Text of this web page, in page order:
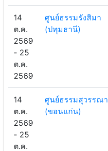
14
ต.ค.
2569
- 25
ต.ค.
2569
ศูนย์ธรรมรังสิมา
(ปทุมธานี)
14
ต.ค.
2569
- 25
ต.ค.
ศูนย์ธรรมสุวรรณา
(ขอนแก่น)